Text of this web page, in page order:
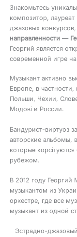
Знакомьтесь
композитор,
джазовых конкурсов,
направленности —
Георгий является
современной игре
Музыкант активно
Европе, в
Польши, Чехии,
Модові и России.
Бандурист-виртуоз
авторские альбомы,
которые
рубежом.
В 2012 году Георгий
музыкантом из
оркестре, где все
музыкант из одной
Эстрадно-